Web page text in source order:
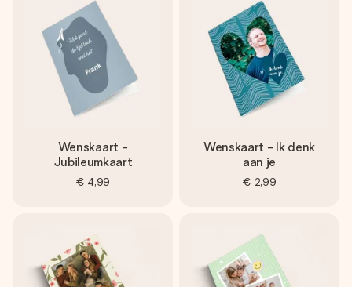
Wenskaart -
Jubileumkaart
€ 4,99
Wenskaart - Ik denk
aan je
€ 2,99